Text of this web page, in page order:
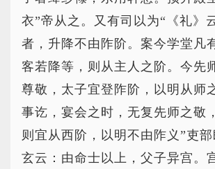
衣”帝从之。又有司以为“《礼》
者，升降不由阼阶。案今学堂凡
客若降等，则从主人之阶。今先
尊敬，太子宜登阼阶，以明从师
事讫，宴会之时，无复先师之敬
则宜从西阶，以明不由阼义”吏
玄云：由命士以上，父子异宫。